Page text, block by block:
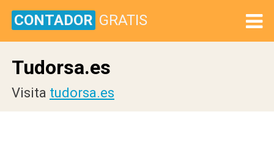
CONTADOR GRATIS
Tudorsa.es
Visita tudorsa.es